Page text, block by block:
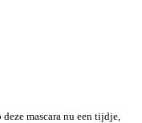
mascara nu een tijdje,